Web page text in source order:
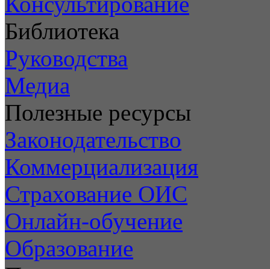
Библиотека
Руководства
Медиа
Полезные ресурсы
Законодательство
Коммерциализация
Страхование ОИС
Онлайн-обучение
Образование